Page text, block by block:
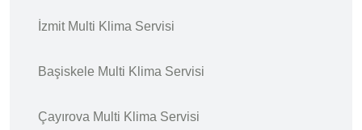
İzmit Multi Klima Servisi
Başiskele Multi Klima Servisi
Çayırova Multi Klima Servisi